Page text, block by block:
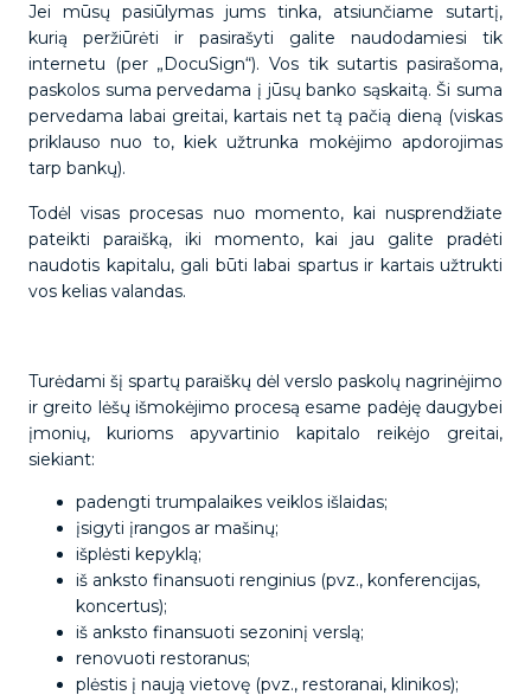
Jei mūsų pasiūlymas jums tinka, atsiunčiame sutartį,
kurią peržiūrėti ir pasirašyti galite naudodamiesi tik
internetu (per „DocuSign“). Vos tik sutartis pasirašoma,
paskolos suma pervedama į jūsų banko sąskaitą. Ši suma
pervedama labai greitai, kartais net tą pačią dieną (viskas
priklauso nuo to, kiek užtrunka mokėjimo apdorojimas
tarp bankų).
Todėl visas procesas nuo momento, kai nusprendžiate
pateikti paraišką, iki momento, kai jau galite pradėti
naudotis kapitalu, gali būti labai spartus ir kartais užtrukti
vos kelias valandas.
Turėdami šį spartų paraiškų dėl verslo paskolų nagrinėjimo
ir greito lėšų išmokėjimo procesą esame padėję daugybei
įmonių, kurioms apyvartinio kapitalo reikėjo greitai,
siekiant:
padengti trumpalaikes veiklos išlaidas;
įsigyti įrangos ar mašinų;
išplėsti kepyklą;
iš anksto finansuoti renginius (pvz., konferencijas,
koncertus);
iš anksto finansuoti sezoninį verslą;
renovuoti restoranus;
plėstis į naują vietovę (pvz., restoranai, klinikos);